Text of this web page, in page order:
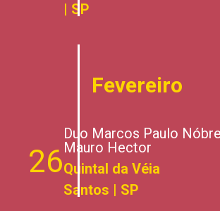
| SP
Fevereiro
26
Duo Marcos Paulo
Mauro Hector
Quintal da Véia
Santos | SP